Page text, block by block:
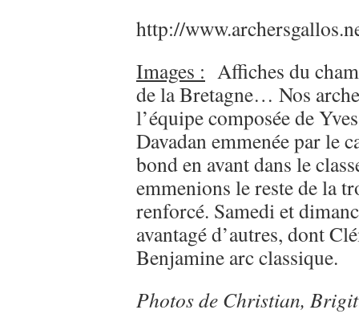
http://
Images : Affiches du
de la Bretagne… Nos
l’équipe composée de
Davadan emmenée par le
bond en avant dans le
emmenions le reste de la
renforcé. Samedi et
avantagé d’autres, dont
Benjamine arc classique.
Photos de Christian,